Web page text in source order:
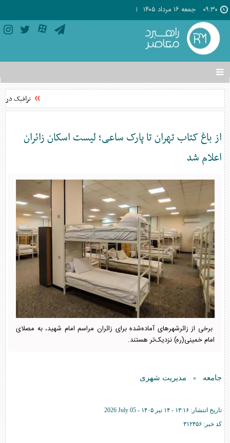
۰۹:۳۰ جمعه ۱۶ مرداد ۱۴۰۵
تغییر
وضعیت
منوی
ها
ترافیک در
از باغ کتاب تهران تا پارک ساعی؛ لیست اسکان زائران
اعلام شد
برخی از زائرشهرهای آماده‌شده برای زائران مراسم امام شهید، به مصلای
امام خمینی(ره) نزدیک‌تر هستند.
جامعه » مدیریت شهری
تاریخ انتشار: ۱۳:۱۶ - ۱۴ تير ۱۴۰۵ -
2026 July 05
کد خبر: ۳۱۲۴۵۶